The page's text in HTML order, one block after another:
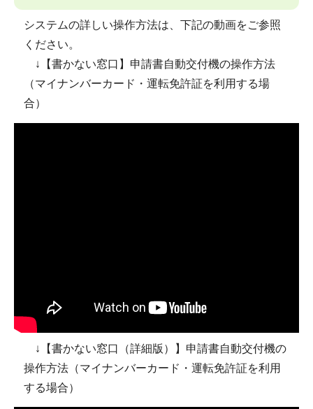
システムの詳しい操作方法は、下記の動画をご参照
ください。
↓【書かない窓口】申請書自動交付機の操作方法
（マイナンバーカード・運転免許証を利用する場
合）
↓【書かない窓口（詳細版）】申請書自動交付機の
操作方法（マイナンバーカード・運転免許証を利用
する場合）